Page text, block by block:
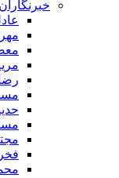
خبرنگاران